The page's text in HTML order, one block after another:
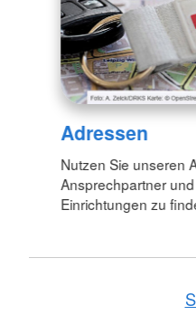
Adressen
Nutzen Sie unseren
Ansprechpartner
Einrichtungen zu